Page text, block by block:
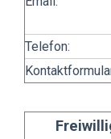
Telefon: